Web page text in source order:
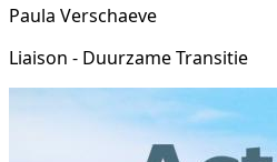
Paula Verschaeve
Liaison - Duurzame Transitie